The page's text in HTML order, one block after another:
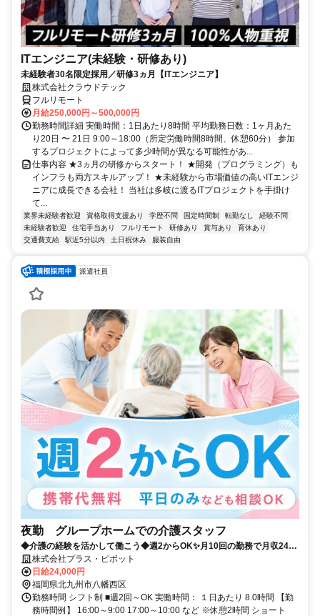
ITエンジニア(未経験・研修あり)
未経験者30名限定採用／研修3ヵ月【ITエンジニア】
株式会社クラウドテック
フルリモート
月給250,000円～500,000円
勤務時間詳細 実働時間：1日あたり8時間 平均勤務日数：1ヶ月あた
り20日 〜 21日 9:00～18:00（所定労働時間8時間、休憩60分） 参加
するプロジェクトによって多少時間が異なる可能性があ...
仕事内容 ★3ヵ月の研修からスタート！ ★開発（プログラミング）も
インフラも両方スキルアップ！ ★未経験から市場価値の高いITエンジ
ニアに成長できる会社！ 当社は多岐に渡るITプロジェクトを手掛け
て...
業界未経験者歓迎 資格取得支援あり 学歴不問 固定時間制 転勤なし
経験不問
未経験者歓迎
住宅手当あり フルリモート 研修あり 賞与あり
育休あり
交通費支給
駅近5分以内 土日祝休み 服装自由
派遣社員
夜勤 グループホームでの介護スタッフ
◆介護の経験を活かして働こう◆週2からOK✨月10回の勤務で月収24万
以上！プラス・ピボット独自の福利厚生が多数！
株式会社プラス・ピボット
日給24,000円
福岡県北九州市八幡西区
勤務時間 シフト制 ■週2回～OK 実働時間： １日あたり 8.0時間 【勤
務時間例】 16:00～9:00 17:00～10:00 など ※休憩2時間 ショート